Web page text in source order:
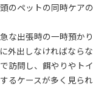
のペットの同時ケアの
な出張時の一時預かり
外出しなければならな
訪問し、餌やりやトイ
るケースが多く見られ